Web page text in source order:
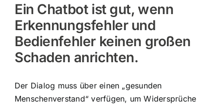
Ein Chatbot ist gut, wenn
Erkennungsfehler und
Bedienfehler keinen großen
Schaden anrichten.
Der Dialog muss über einen „gesunden
Menschenverstand“ verfügen, um Widersprüche